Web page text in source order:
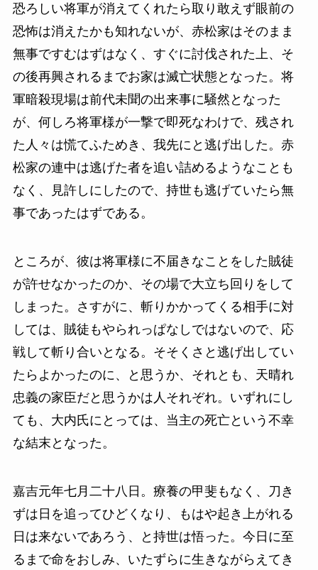
恐ろしい将軍が消えてくれたら取り敢えず眼前の
恐怖は消えたかも知れないが、赤松家はそのまま
無事ですむはずはなく、すぐに討伐された上、そ
の後再興されるまでお家は滅亡状態となった。将
軍暗殺現場は前代未聞の出来事に騒然となった
が、何しろ将軍様が一撃で即死なわけで、残され
た人々は慌てふためき、我先にと逃げ出した。赤
松家の連中は逃げた者を追い詰めるようなことも
なく、見許しにしたので、持世も逃げていたら無
事であったはずである。
ところが、彼は将軍様に不届きなことをした賊徒
が許せなかったのか、その場で大立ち回りをして
しまった。さすがに、斬りかかってくる相手に対
しては、賊徒もやられっぱなしではないので、応
戦して斬り合いとなる。そそくさと逃げ出してい
たらよかったのに、と思うか、それとも、天晴れ
忠義の家臣だと思うかは人それぞれ。いずれにし
ても、大内氏にとっては、当主の死亡という不幸
な結末となった。
嘉吉元年七月二十八日。療養の甲斐もなく、刀き
ずは日を追ってひどくなり、もはや起き上がれる
日は来ないであろう、と持世は悟った。今日に至
るまで命をおしみ、いたずらに生きながらえてき